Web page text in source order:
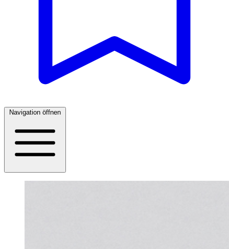
Navigation öffnen